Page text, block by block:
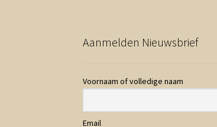
Aanmelden Nieuwsbrief
Voornaam of volledige naam
Email